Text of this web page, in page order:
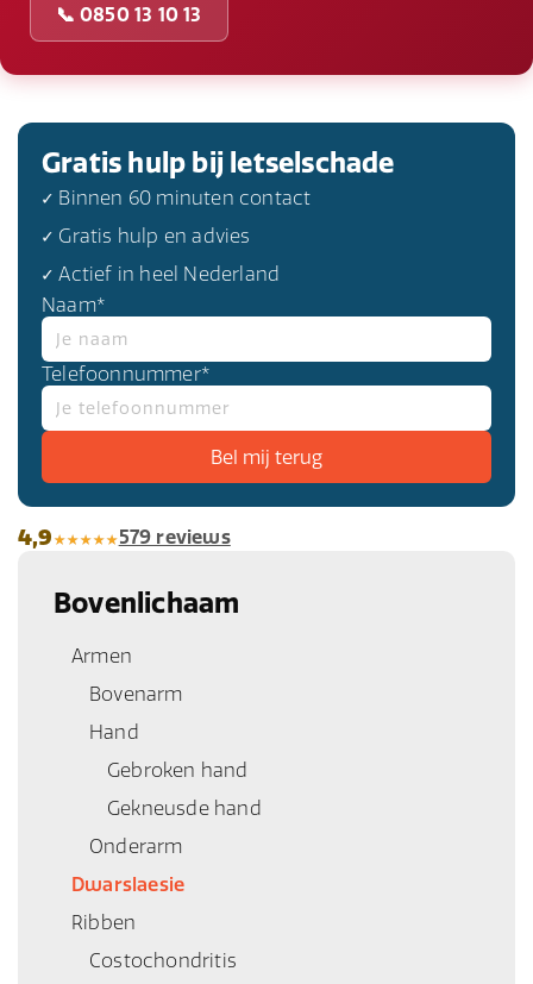
📞 0850 13 10 13
Gratis hulp bij letselschade
✓ Binnen 60 minuten contact
✓ Gratis hulp en advies
✓ Actief in heel Nederland
Naam*
Telefoonnummer*
4,9 579 reviews
Bovenlichaam
Armen
Bovenarm
Hand
Gebroken hand
Gekneusde hand
Onderarm
Dwarslaesie
Ribben
Costochondritis